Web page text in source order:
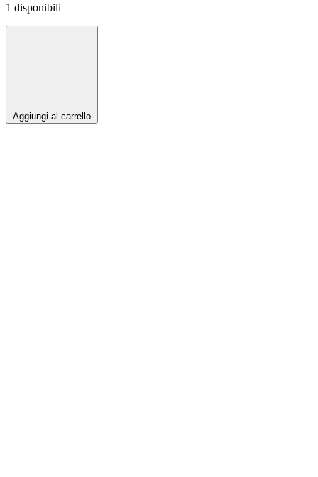
1 disponibili
Aggiungi al carrello